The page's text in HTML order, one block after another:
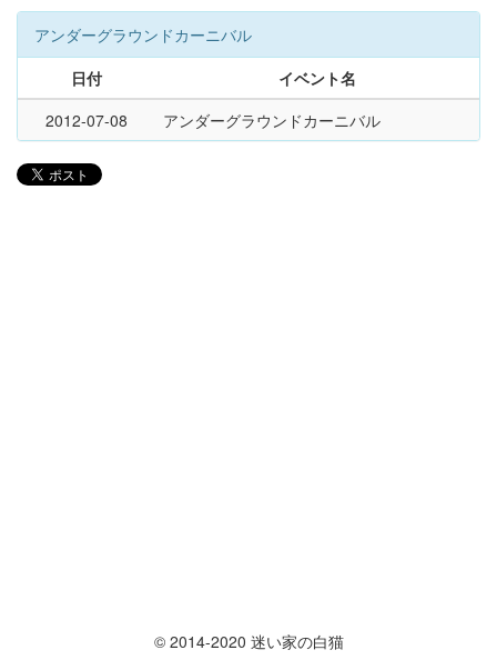
アンダーグラウンドカーニバル
日付
イベント名
2012-07-08
アンダーグラウンドカーニバル
© 2014-2020 迷い家の白猫